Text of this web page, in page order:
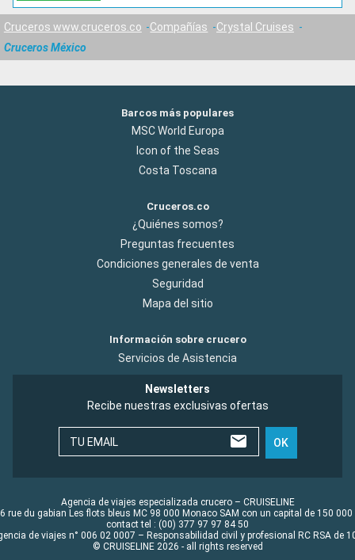
Cruceros www.cruceros.co Compañías
Crystal Cruises
Cruceros México
Barcos más populares
MSC World Europa
Icon of the Seas
Costa Toscana
Cruceros.co
¿Quiénes somos?
Preguntas frecuentes
Condiciones generales de venta
Seguridad
Mapa del sitio
Información sobre crucero
Servicios de Asistencia
Newsletters
Recibe nuestras exclusivas ofertas
TU EMAIL OK
Agencia de viajes especializada crucero – CRUISELINE
rue du gabian Les flots bleus MC 98 000 Monaco SAM con un capital de 150 000
contact tel : (00) 377 97 97 84 50
de viajes n° 006 02 0007 – Responsabilidad civil y profesional RC RSA de
© CRUISELINE 2026 - all rights reserved